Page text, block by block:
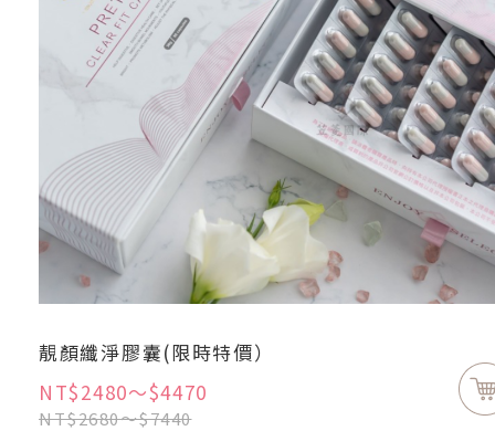
靚顏纖淨膠囊(限時特價）
NT$2480～$4470
NT$2680～$7440